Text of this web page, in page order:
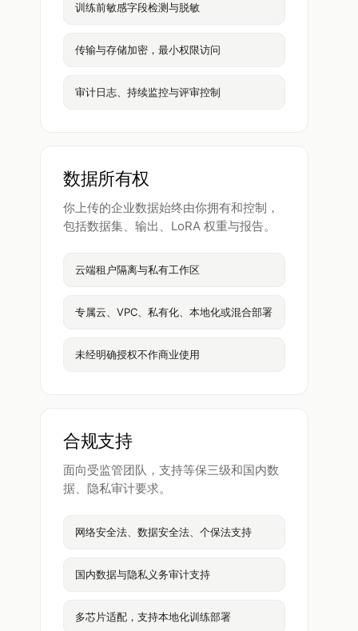
训练前敏感字段检测与脱敏
传输与存储加密，最小权限访问
审计日志、持续监控与评审控制
数据所有权
你上传的企业数据始终由你拥有和控制，
包括数据集、输出、LoRA 权重与报告。
云端租户隔离与私有工作区
专属云、VPC、私有化、本地化或混合部署
未经明确授权不作商业使用
合规支持
面向受监管团队，支持等保三级和国内数
据、隐私审计要求。
网络安全法、数据安全法、个保法支持
国内数据与隐私义务审计支持
多芯片适配，支持本地化训练部署